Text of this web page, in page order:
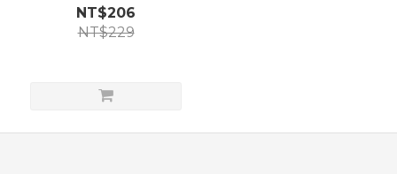
NT$206
NT$229